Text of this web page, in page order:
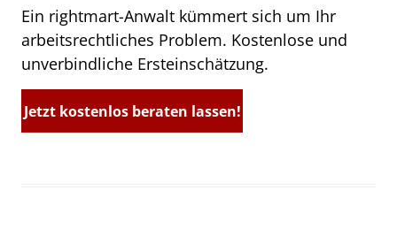
Ein rightmart-Anwalt kümmert sich um Ihr
arbeitsrechtliches Problem. Kostenlose und
unverbindliche Ersteinschätzung.
Jetzt kostenlos beraten lassen!